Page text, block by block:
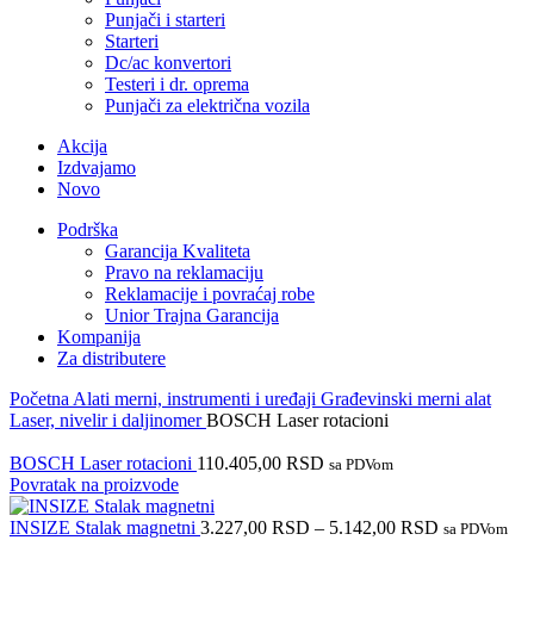
Punjači i starteri
Starteri
Dc/ac konvertori
Testeri i dr. oprema
Punjači za električna vozila
Akcija
Izdvajamo
Novo
Podrška
Garancija Kvaliteta
Pravo na reklamaciju
Reklamacije i povraćaj robe
Unior Trajna Garancija
Kompanija
Za distributere
Početna Alati merni, instrumenti i uređaji Građevinski merni alat
Laser, nivelir i daljinomerBOSCH Laser rotacioni
BOSCH Laser rotacioni 110.405,00 RSD sa PDVom
Povratak na proizvode
INSIZE Stalak magnetni 3.227,00 RSD – 5.142,00 RSD sa PDVom